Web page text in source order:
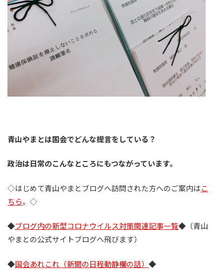
青山やまとは国会でどんな提言をしている？
政治は日常のこんなところにもつながっています。
◇はじめて青山やまとブログへ訪問された方へのご案内はこ
ちら。◇
◆ブログ内の新型コロナウイルス対策関連記事一覧◆（青山
やまとの公式サイトブログへ飛びます）
◆国会あれこれ（新聞の日程動静欄の話） ◆